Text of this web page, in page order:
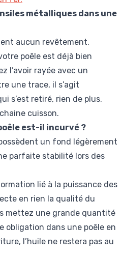
métalliques dans une
aucun revêtement.
poêle est déjà bien
l’avoir rayée avec un
une trace, il s’agit
s’est retiré, rien de plus.
cuisson.
est-il incurvé ?
un fond légèrement
parfaite stabilité lors des
lié à la puissance des
en rien la qualité du
mettez une grande quantité
obligation dans une poêle en
l’huile ne restera pas au